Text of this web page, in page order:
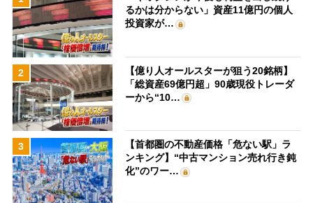
るかは分からない」資産11億円の個人
投資家が…
2
【億り人オールスターが狙う20銘柄】
「総資産69億円超」90歳現役トレーダ
ーから“10…
3
【首都圏の不動産価格「危ない駅」ラ
ンキング】“中古マンション売れ行き鈍
化”のワー…